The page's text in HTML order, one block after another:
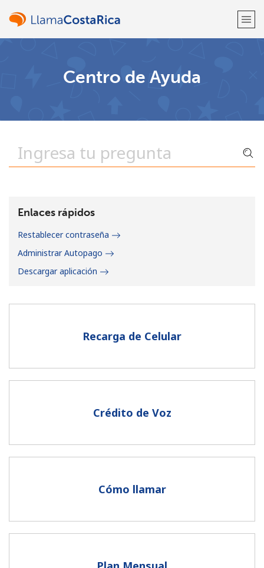
Un caracter especial
Al abrir una cuenta en este sitio web, estoy de acuerdo con
Centro de Ayuda
Recarga de Celular
Crédito de Voz
Cómo llamar
Enlaces rápidos
Restablecer contraseña
Administrar Autopago
Descargar aplicación